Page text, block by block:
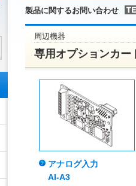
製品に関するお問い合わせ
周辺機器
専用オプションカー
アナログ入力
AI-A3